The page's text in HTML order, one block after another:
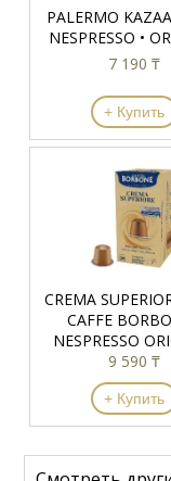
PALERMO
NESPRESSO •
7 190 ₸
+ Купить
CREMA
CAFFE
NESPRESSO
9 590 ₸
+ Купить